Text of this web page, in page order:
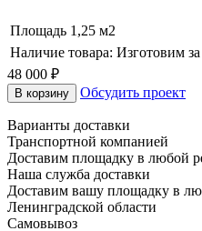
Площадь 1,25 м2
Наличие товара: Изготовим
48 000 ₽
В корзину Обсудить проект
Варианты доставки
Транспортной компанией
Доставим площадку в любой
Наша служба доставки
Доставим вашу площадку в
Ленинградской области
Самовывоз